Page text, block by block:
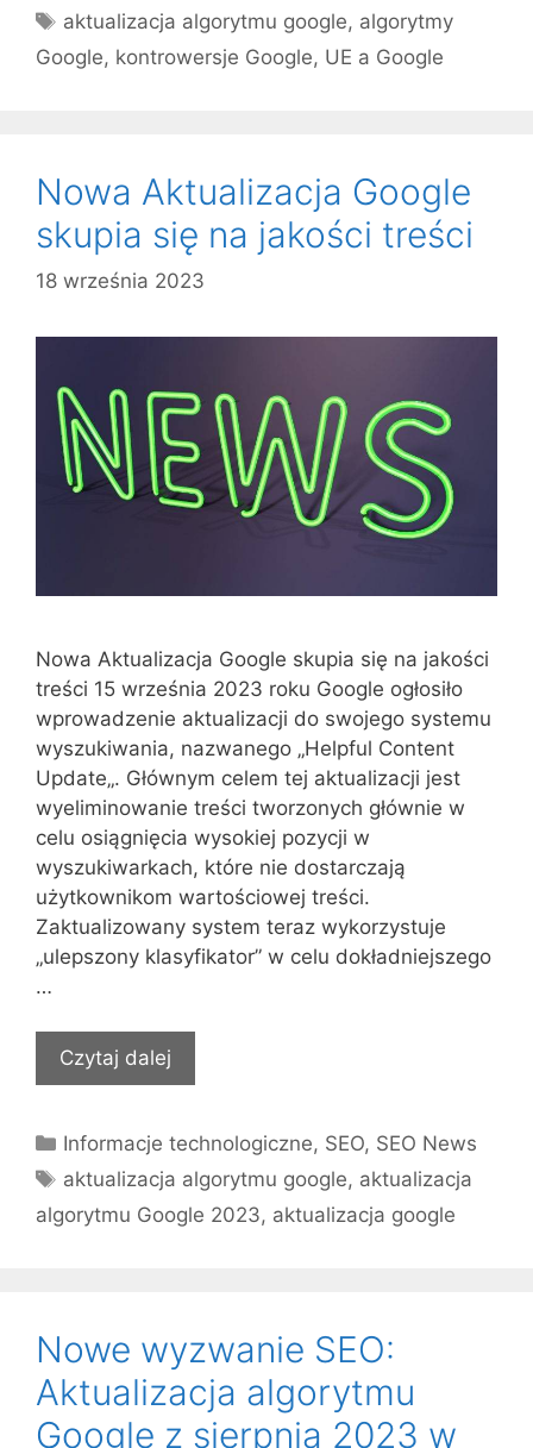
Tagi
aktualizacja algorytmu google, algorytmy
Google, kontrowersje Google, UE a Google
Nowa Aktualizacja Google
skupia się na jakości treści
18 września 2023
Nowa Aktualizacja Google skupia się na jakości
treści 15 września 2023 roku Google ogłosiło
wprowadzenie aktualizacji do swojego systemu
wyszukiwania, nazwanego „Helpful Content
Update„. Głównym celem tej aktualizacji jest
wyeliminowanie treści tworzonych głównie w
celu osiągnięcia wysokiej pozycji w
wyszukiwarkach, które nie dostarczają
użytkownikom wartościowej treści.
Zaktualizowany system teraz wykorzystuje
„ulepszony klasyfikator” w celu dokładniejszego
…
Czytaj dalej
Kategorie
Informacje technologiczne, SEO, SEO News
Tagi
aktualizacja algorytmu google, aktualizacja
algorytmu Google 2023, aktualizacja google
Nowe wyzwanie SEO:
Aktualizacja algorytmu
Google z sierpnia 2023 w